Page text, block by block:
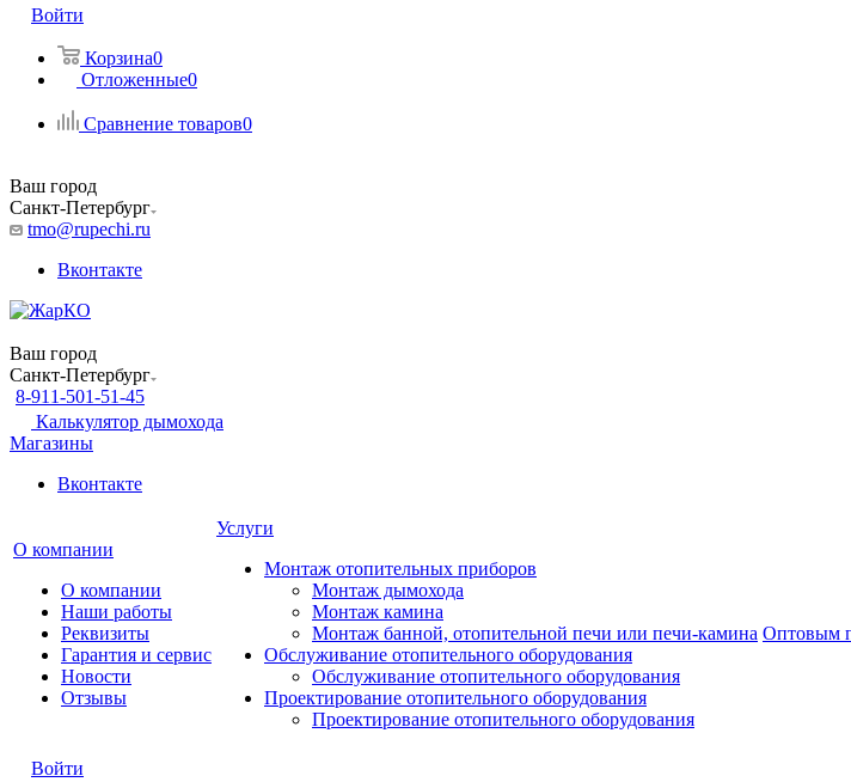
Войти
Корзина0
Отложенные0
Сравнение товаров0
Ваш город
Санкт-Петербург
tmo@rupechi.ru
Вконтакте
Ваш город
Санкт-Петербург
8-911-501-51-45
Калькулятор дымохода
Магазины
Вконтакте
О компании
О компании
Наши работы
Реквизиты
Гарантия и сервис
Новости
Отзывы
Услуги
Монтаж отопительных приборов
Монтаж дымохода
Монтаж камина
Монтаж банной, отопительной печи или печи-камина
Обслуживание отопительного оборудования
Обслуживание отопительного оборудования
Проектирование отопительного оборудования
Проектирование отопительного оборудования
Оптовым
Войти